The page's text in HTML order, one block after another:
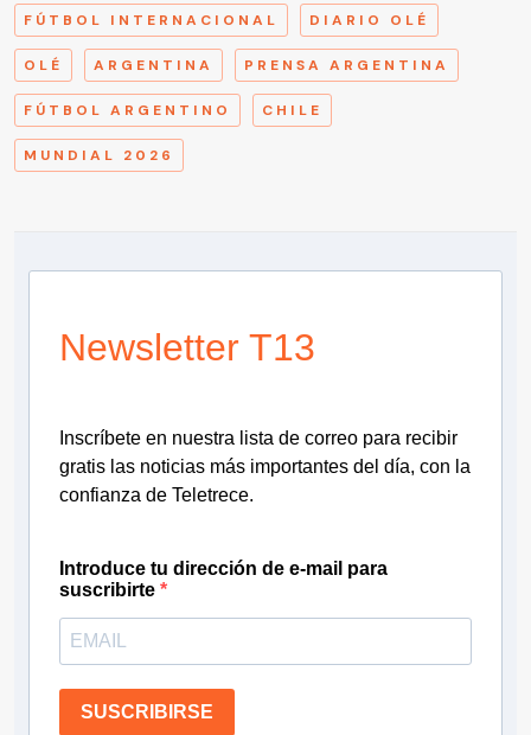
FÚTBOL INTERNACIONAL DIARIO OLÉ
OLÉ ARGENTINA PRENSA ARGENTINA
FÚTBOL ARGENTINO CHILE
MUNDIAL 2026
Newsletter T13
Inscríbete en nuestra lista de correo para recibir
gratis las noticias más importantes del día, con la
confianza de Teletrece.
Introduce tu dirección de e-mail para
suscribirte
SUSCRIBIRSE